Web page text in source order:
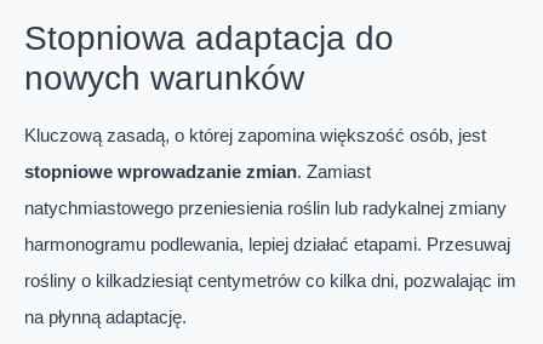
Stopniowa adaptacja do
nowych warunków
Kluczową zasadą, o której zapomina większość osób, jest
stopniowe wprowadzanie zmian. Zamiast
natychmiastowego przeniesienia roślin lub radykalnej zmiany
harmonogramu podlewania, lepiej działać etapami. Przesuwaj
rośliny o kilkadziesiąt centymetrów co kilka dni, pozwalając im
na płynną adaptację.